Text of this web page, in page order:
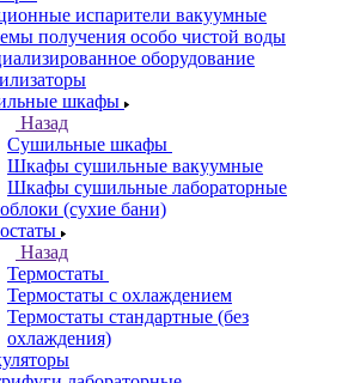
испарители вакуумные
получения особо чистой воды
оборудование
шкафы
Назад
Сушильные шкафы
Шкафы сушильные вакуумные
Шкафы сушильные лабораторные
(сухие бани)
Назад
Термостаты
Термостаты с охлаждением
Термостаты стандартные (без
охлаждения)